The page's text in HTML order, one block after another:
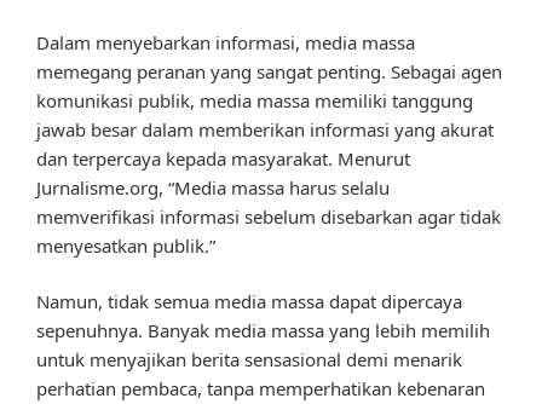
Dalam menyebarkan informasi, media massa
memegang peranan yang sangat penting. Sebagai agen
komunikasi publik, media massa memiliki tanggung
jawab besar dalam memberikan informasi yang akurat
dan terpercaya kepada masyarakat. Menurut
Jurnalisme.org, “Media massa harus selalu
memverifikasi informasi sebelum disebarkan agar tidak
menyesatkan publik.”
Namun, tidak semua media massa dapat dipercaya
sepenuhnya. Banyak media massa yang lebih memilih
untuk menyajikan berita sensasional demi menarik
perhatian pembaca, tanpa memperhatikan kebenaran